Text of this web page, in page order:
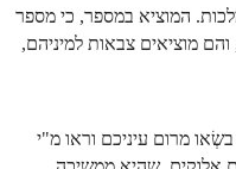
המוציא במספר, כי מספר
מוציאים צבאות למיניהם,
מרום עיניכם וראו מ"י